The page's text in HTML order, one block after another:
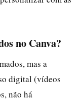
no Canva?
mas a
digital (vídeos
não há